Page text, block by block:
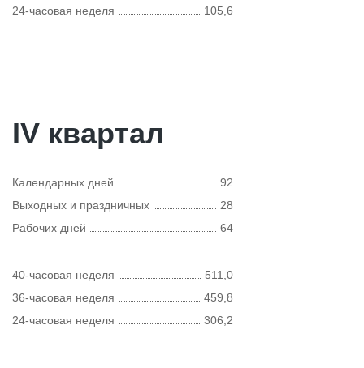
24-часовая неделя
105,6
IV квартал
Календарных дней
92
Выходных и праздничных
28
Рабочих дней
64
40-часовая неделя
511,0
36-часовая неделя
459,8
24-часовая неделя
306,2